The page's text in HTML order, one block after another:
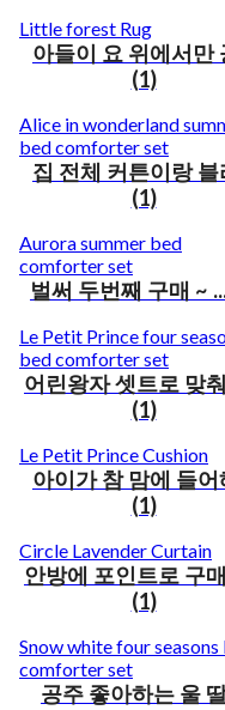
Little forest Rug
아들이 요 위에서만
(1)
Alice in wonderland
bed comforter set
집 전체 커튼이랑 블
(1)
Aurora summer bed
comforter set
벌써 두번째 구매 ~
Le Petit Prince four
bed comforter set
어린왕자 셋트로 맞
(1)
Le Petit Prince Cushion
아이가 참 맘에 들어
(1)
Circle Lavender Curtain
안방에 포인트로 구
(1)
Snow white four seasons
comforter set
공주 좋아하는 울